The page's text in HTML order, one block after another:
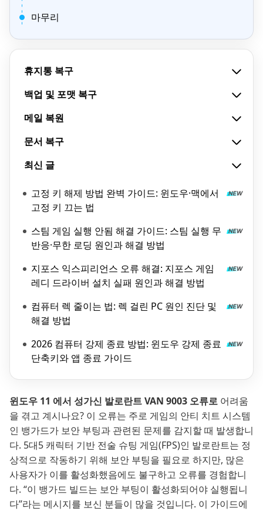
마무리
휴지통 복구
백업 및 포맷 복구
메일 복원
문서 복구
최신 글
고정 키 해제 방법 완벽 가이드: 윈도우·맥에서
고정 키 끄는 법
스팀 게임 실행 안됨 해결 가이드: 스팀 실행 무
반응·무한 로딩 원인과 해결 방법
지포스 익스피리언스 오류 해결: 지포스 게임
레디 드라이버 설치 실패 원인과 해결 방법
컴퓨터 렉 줄이는 법: 렉 걸린 PC 원인 진단 및
해결 방법
2026 컴퓨터 강제 종료 방법: 윈도우 강제 종료
단축키와 앱 종료 가이드
윈도우 11 에서 성가신 발로란트 VAN 9003 오류로 어려움
을 겪고 계시나요? 이 오류는 주로 게임의 안티 치트 시스템
인 뱅가드가 보안 부팅과 관련된 문제를 감지할 때 발생합니
다. 5대5 캐릭터 기반 전술 슈팅 게임(FPS)인 발로란트는 정
상적으로 작동하기 위해 보안 부팅을 필요로 하지만, 많은
사용자가 이를 활성화했음에도 불구하고 오류를 경험합니
다. “이 뱅가드 빌드는 보안 부팅이 활성화되어야 실행됩니
다”라는 메시지를 보신 분들이 많을 것입니다. 이 가이드에